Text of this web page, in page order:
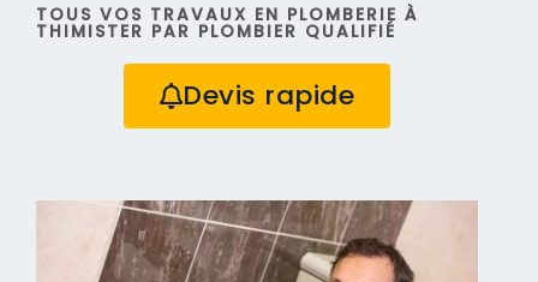
TOUS VOS TRAVAUX EN PLOMBERIE À
THIMISTER PAR PLOMBIER QUALIFIÉ
Devis rapide